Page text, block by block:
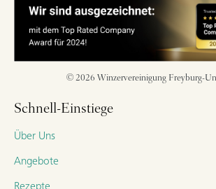
© 2026 Winzervereinigung Freyburg-
Schnell-Einstiege
Über Uns
Angebote
Rezepte